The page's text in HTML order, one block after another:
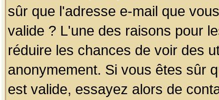
sûr que l'adresse e-mail que
valide ? L'une des raisons pour
réduire les chances de voir des
anonymement. Si vous êtes sûr
est valide, essayez alors de